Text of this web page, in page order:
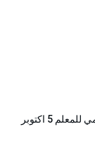
5 اكتوبر